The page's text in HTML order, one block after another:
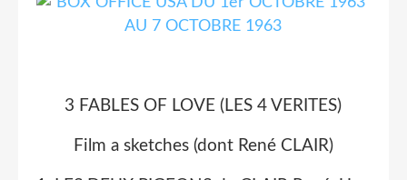
3 FABLES OF LOVE (LES 4 VERITES)
Film a sketches (dont René CLAIR)